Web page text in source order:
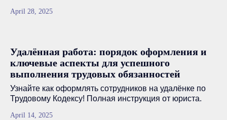
April 28, 2025
Удалённая работа: порядок оформления и
ключевые аспекты для успешного
выполнения трудовых обязанностей
Узнайте как оформлять сотрудников на удалёнке по
Трудовому Кодексу! Полная инструкция от юриста.
April 14, 2025